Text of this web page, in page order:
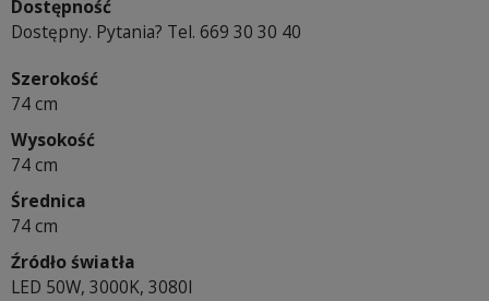
Dostępność
Dostępny. Pytania? Tel. 669 30 30 40
Szerokość
74 cm
Wysokość
74 cm
Średnica
74 cm
Źródło światła
LED 50W, 3000K, 3080l